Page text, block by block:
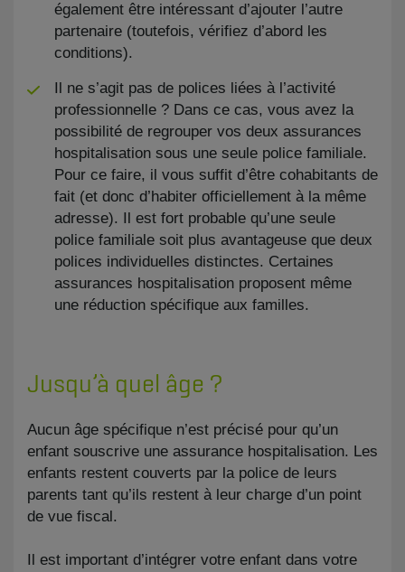
également être intéressant d’ajouter l’autre
partenaire (toutefois, vérifiez d’abord les
conditions).
Il ne s’agit pas de polices liées à l’activité
professionnelle ? Dans ce cas, vous avez la
possibilité de regrouper vos deux assurances
hospitalisation sous une seule police familiale.
Pour ce faire, il vous suffit d’être cohabitants de
fait (et donc d’habiter officiellement à la même
adresse). Il est fort probable qu’une seule
police familiale soit plus avantageuse que deux
polices individuelles distinctes. Certaines
assurances hospitalisation proposent même
une réduction spécifique aux familles.
Jusqu’à quel âge ?
Aucun âge spécifique n’est précisé pour qu’un
enfant souscrive une assurance hospitalisation. Les
enfants restent couverts par la police de leurs
parents tant qu’ils restent à leur charge d’un point
de vue fiscal.
Il est important d’intégrer votre enfant dans votre